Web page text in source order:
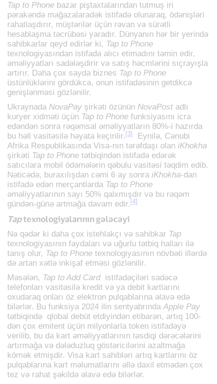
Tap to Phone bazar piştaxtalarından tutmuş iri
pərakəndə mağazalaradək istifadə olunaraq, ödənişləri
rahatlaşdırır, müştərilər üçün rəvan və sürətli
hesablaşma təcrübəsi yaradır. Dünyanın hər bir yerində
sahibkarlar qeyd edirlər ki, Tap to Phone
texnologiyasından istifadə alıcı etimadını təmin edir,
əməliyyatları sadələşdirir və satış həcmlərini sıçrayışla
artırır. Daha çox sayda biznes Tap to Phone
üstünlüklərini gördükcə, onun istifadəsinin getdikcə
genişlənməsi gözlənilir.
Ukraynada NovaPay şirkəti özünün NovaPost adlı
kuryer xidməti üçün Tap to Phone funksiyasını icra
edəndən sonra rəqəmsal əməliyyatların 80%-i hazırda
bu həll vasitəsilə həyata keçirilir. [3]
Eynilə, Cənubi
Afrika Respublikasında Visa-nın tərəfdaşı olan iKhokha
şirkəti Tap to Phone tətbiqindən istifadə edərək
satıcılara mobil ödəmələrin qəbulu vasitəsi təqdim edib.
Nəticədə, buraxılışdan cəmi 6 ay sonra iKhokha-dan
istifadə edən merçantlarda Tap to Phone
əməliyyatlarının sayı 50% qalxmışdır və bu rəqəm
gündən-günə artmağa davam edir. [4]
Taptexnologiyalarının gələcəyi
Nə qədər ki daha çox istehlakçı və sahibkar Tap
texnologiyasının faydaları və uğurlu tətbiq halları ilə
tanış olur, Tap to Phone texnologiyasının növbəti illərdə
də artan xətlə inkişaf etməsi gözlənilir.
Məsələn, Tap to Add Cardistifadəçiləri sadəcə
telefonları vasitəsilə kredit və ya debit kartlarını
oxudaraq onları öz elektron pulqablarına əlavə edə
bilərlər. Bu funksiya 2024 ilin sentyabrındaApple Pay
tətbiqində qlobal debüt etdiyindən etibarən, artıq 100-
dən çox emitent üçün milyonlarla token istifadəyə
verilib, bu da kart əməliyyatlarının təsdiqi dərəcələrini
artırmağa və dələduzluq göstəricilərini azaltmağa
kömək etmişdir. Visa kart sahibləri artıq kartlarını öz
pulqablarına kart məlumatlarını əllə daxil etmədən çox
tez və rahat şəkildə əlavə edə bilərlər.